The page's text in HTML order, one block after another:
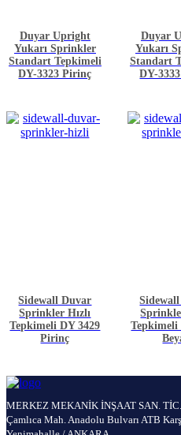
Duyar Upright
Yukarı Sprinkler
Standart Tepkimeli
DY-3323 Pirinç
Duyar
Yukarı
Standart
DY-
Sidewall Duvar
Sprinkler Hızlı
Tepkimeli DY 3429
Pirinç
Tepkimeli
MERKEZ MEKANİK İNŞAAT SAN.
Çamlıca Mah. Anadolu Bulvarı ATB